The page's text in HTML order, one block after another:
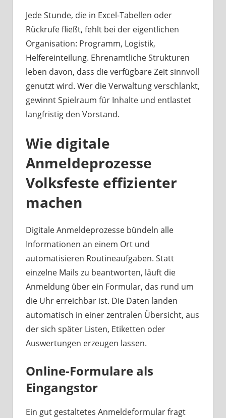
Jede Stunde, die in Excel-Tabellen oder
Rückrufe fließt, fehlt bei der eigentlichen
Organisation: Programm, Logistik,
Helfereinteilung. Ehrenamtliche Strukturen
leben davon, dass die verfügbare Zeit sinnvoll
genutzt wird. Wer die Verwaltung verschlankt,
gewinnt Spielraum für Inhalte und entlastet
langfristig den Vorstand.
Wie digitale
Anmeldeprozesse
Volksfeste effizienter
machen
Digitale Anmeldeprozesse bündeln alle
Informationen an einem Ort und
automatisieren Routineaufgaben. Statt
einzelne Mails zu beantworten, läuft die
Anmeldung über ein Formular, das rund um
die Uhr erreichbar ist. Die Daten landen
automatisch in einer zentralen Übersicht, aus
der sich später Listen, Etiketten oder
Auswertungen erzeugen lassen.
Online-Formulare als
Eingangstor
Ein gut gestaltetes Anmeldeformular fragt